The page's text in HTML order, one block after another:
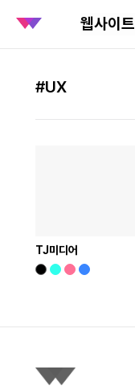
웹사이트
#UX
TJ미디어